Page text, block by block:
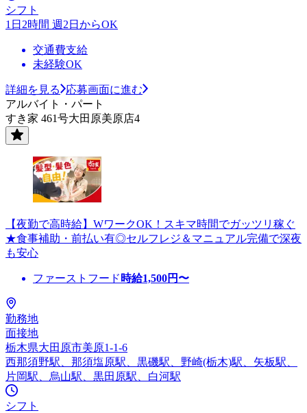
シフト
1日2時間 週2日からOK
交通費支給
未経験OK
詳細を見る
応募画面に進む
アルバイト・パート
すき家 461号大田原美原店4
【夜勤で高時給】WワークOK！スキマ時間でガッツリ稼ぐ
★食事補助・前払い有◎セルフレジ＆マニュアル完備で深夜
も安心
ファーストフード 時給1,500円〜
勤務地
面接地
栃木県大田原市美原1-1-6
西那須野駅、那須塩原駅、黒磯駅、野崎(栃木)駅、矢板駅、
片岡駅、烏山駅、黒田原駅、白河駅
シフト